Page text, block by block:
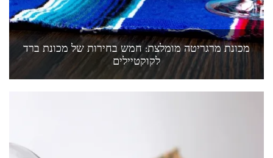
מכונת מרגריטה מומלצת: חמש בחירות של מכונת ברד
לקוקטיילים